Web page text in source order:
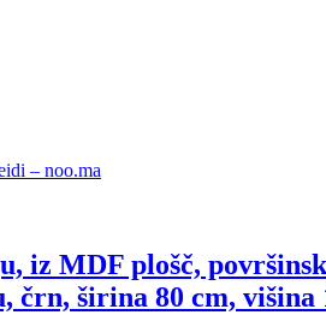
iz MDF plošč,
širina 80 cm, višina